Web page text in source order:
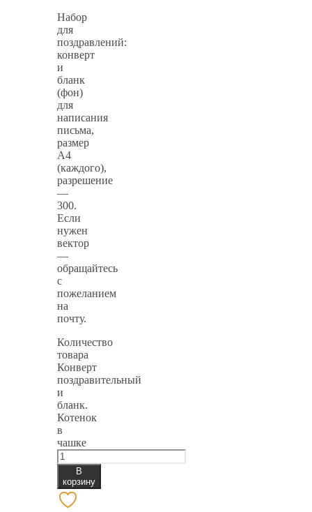
Набор
для
поздравлений:
конверт
и
бланк
(фон)
для
написания
письма,
размер
А4
(каждого),
разрешение
—
300.
Если
нужен
вектор
—
обращайтесь
с
пожеланием
на
почту.
Количество
товара
Конверт
поздравительный
и
бланк.
Котенок
в
чашке
В
корзину